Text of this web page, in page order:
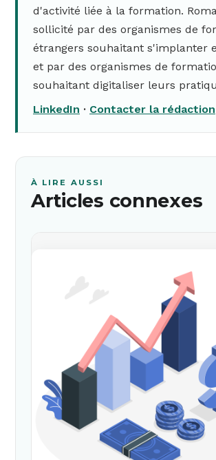
d'activité liée à la formation.
sollicité par des organismes de
étrangers souhaitant s'implanter
et par des organismes de
souhaitant digitaliser leurs
LinkedIn · Contacter la rédaction
À LIRE AUSSI
Articles connexes